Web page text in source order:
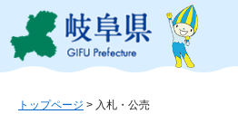
ジ
ュ
このページの本
トップページ > 入札・公売